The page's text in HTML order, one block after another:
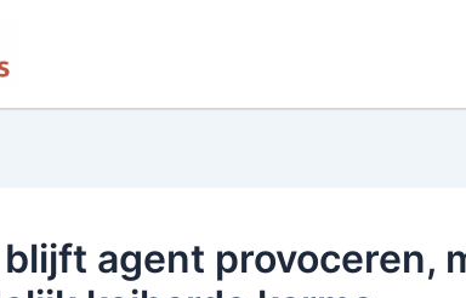
agent provoceren,